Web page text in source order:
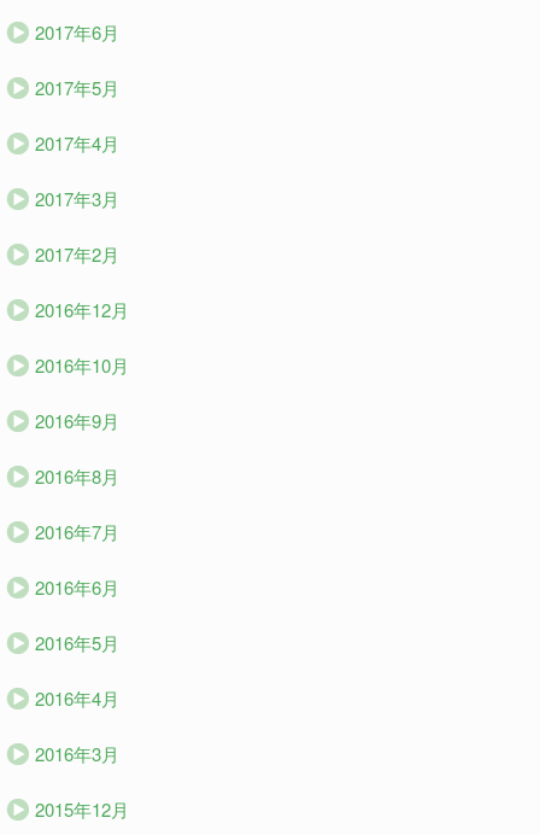
2017年6月
2017年5月
2017年4月
2017年3月
2017年2月
2016年12月
2016年10月
2016年9月
2016年8月
2016年7月
2016年6月
2016年5月
2016年4月
2016年3月
2015年12月